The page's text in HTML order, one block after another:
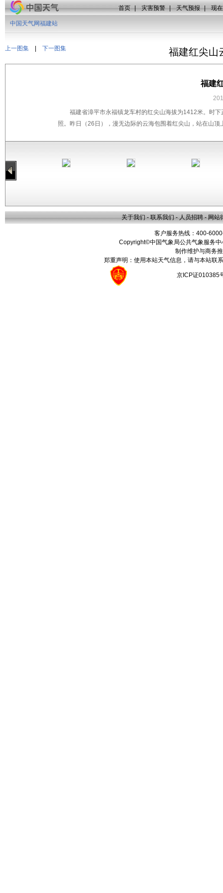
首页 | 灾害预警 | 天气预报 | 现
上一图集 下一图集
中国天气网福建站
福建红尖山
福建
福建省漳平市永福镇龙车村的红尖山海拔为1412米。时
照。昨日（26日），漫无边际的云海包围着红尖山，站在山
关于我们 - 联系我们 - 人员招聘 - 网站
客户服务热线：400-
Copyright©中国气象局公共气象服务
制作维护与商务
郑重声明：使用本站天气信息，请与本站联
京ICP证010385